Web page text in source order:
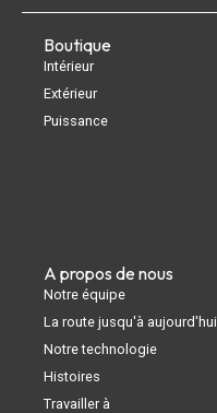
Boutique
Intérieur
Extérieur
Puissance
A propos de nous
Notre équipe
La route jusqu'à aujourd'hui
Notre technologie
Histoires
Travailler à